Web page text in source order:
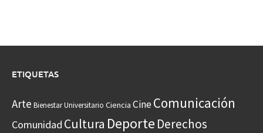
ETIQUETAS
Arte Bienestar Universitario Ciencia CineComunicación
Comunidad Cultura Deporte Derechos